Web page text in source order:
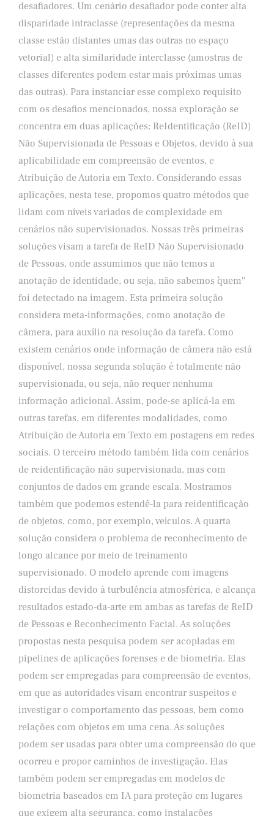
desafiadores. Um cenário desafiador pode conter alta
disparidade intraclasse (representações da mesma
classe estão distantes umas das outras no espaço
vetorial) e alta similaridade interclasse (amostras de
classes diferentes podem estar mais próximas umas
das outras). Para instanciar esse complexo requisito
com os desafios mencionados, nossa exploração se
concentra em duas aplicações: ReIdentificação (ReID)
Não Supervisionada de Pessoas e Objetos, devido à sua
aplicabilidade em compreensão de eventos, e
Atribuição de Autoria em Texto. Considerando essas
aplicações, nesta tese, propomos quatro métodos que
lidam com níveis variados de complexidade em
cenários não supervisionados. Nossas três primeiras
soluções visam a tarefa de ReID Não Supervisionado
de Pessoas, onde assumimos que não temos a
anotação de identidade, ou seja, não sabemos ``quem''
foi detectado na imagem. Esta primeira solução
considera meta-informações, como anotação de
câmera, para auxílio na resolução da tarefa. Como
existem cenários onde informação de câmera não está
disponível, nossa segunda solução é totalmente não
supervisionada, ou seja, não requer nenhuma
informação adicional. Assim, pode-se aplicá-la em
outras tarefas, em diferentes modalidades, como
Atribuição de Autoria em Texto em postagens em redes
sociais. O terceiro método também lida com cenários
de reidentificação não supervisionada, mas com
conjuntos de dados em grande escala. Mostramos
também que podemos estendê-la para reidentificação
de objetos, como, por exemplo, veículos. A quarta
solução considera o problema de reconhecimento de
longo alcance por meio de treinamento
supervisionado. O modelo aprende com imagens
distorcidas devido à turbulência atmosférica, e alcança
resultados estado-da-arte em ambas as tarefas de ReID
de Pessoas e Reconhecimento Facial. As soluções
propostas nesta pesquisa podem ser acopladas em
pipelines de aplicações forenses e de biometria. Elas
podem ser empregadas para compreensão de eventos,
em que as autoridades visam encontrar suspeitos e
investigar o comportamento das pessoas, bem como
relações com objetos em uma cena. As soluções
podem ser usadas para obter uma compreensão do que
ocorreu e propor caminhos de investigação. Elas
também podem ser empregadas em modelos de
biometria baseados em IA para proteção em lugares
que exigem alta segurança, como instalações